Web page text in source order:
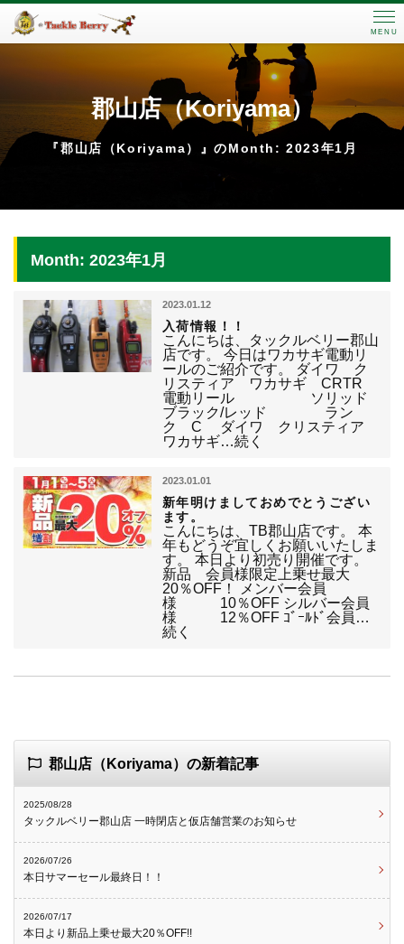
MENU
郡山店（Koriyama）
『郡山店（Koriyama）』のMonth: 2023年1月
Month: 2023年1月
2023.01.12
入荷情報！！
こんにちは、タックルベリー郡山
店です。 今日はワカサギ電動リ
ールのご紹介です。 ダイワ ク
リスティア ワカサギ CRTR
電動リール ソリッド
ブラック/レッド ラン
ク C ダイワ クリスティア
ワカサギ…続く
2023.01.01
新年明けましておめでとうござい
ます。
こんにちは、TB郡山店です。 本
年もどうぞ宜しくお願いいたしま
す。 本日より初売り開催です。
新品 会員様限定上乗せ最大
20％OFF！ メンバー会員
様 10％OFF シルバー会員
様 12％OFF ｺﾞｰﾙﾄﾞ会員…
続く
郡山店（Koriyama）の新着記事
2025/08/28
タックルベリー郡山店 一時閉店と仮店舗営業のお知らせ
2026/07/26
本日サマーセール最終日！！
2026/07/17
本日より新品上乗せ最大20％OFF!!